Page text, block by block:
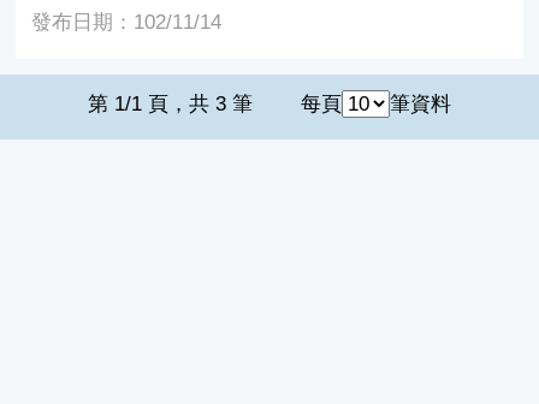
發布日期：102/11/14
第 1/1 頁，共 3 筆 每頁 筆資料